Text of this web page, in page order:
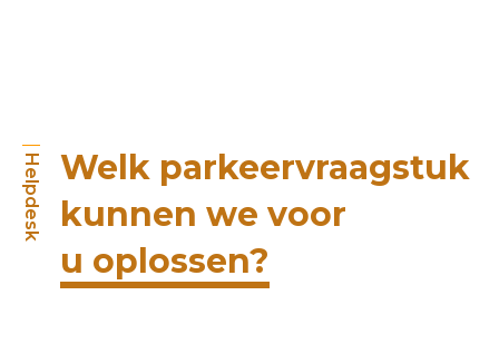
Helpdesk Welk parkeervraagstuk
kunnen we voor
u oplossen?